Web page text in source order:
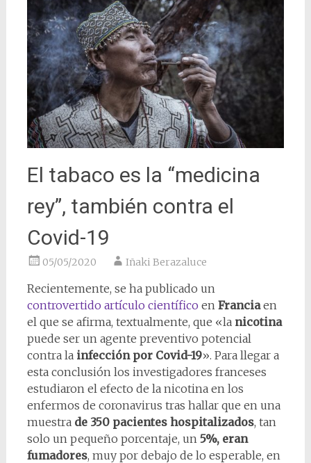
El tabaco es la “medicina
rey”, también contra el
Covid-19
05/05/2020 Iñaki Berazaluce
Recientemente, se ha publicado un
controvertido artículo científico en Franciaen
el que se afirma, textualmente, que «la nicotina
puede ser un agente preventivo potencial
contra la infección por Covid-19». Para llegar a
esta conclusión los investigadores franceses
estudiaron el efecto de la nicotina en los
enfermos de coronavirus tras hallar que en una
muestra de 350 pacientes hospitalizados, tan
solo un pequeño porcentaje, un 5%, eran
fumadores, muy por debajo de lo esperable, en